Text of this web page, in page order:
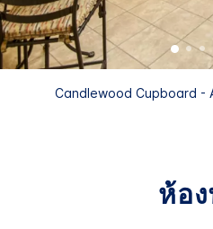
Candlewood Cupboard -
ห้อ